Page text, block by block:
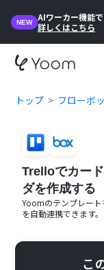
NEW
AIワーカー機能
詳しくはこちら
トップ フローボ
Trelloでカー
ダを作成する
Yoomのテンプレー
を自動連携できます。
こ